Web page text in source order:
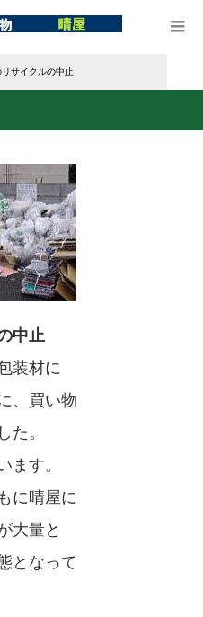
リサイクルの中止
中止
装材に
、買い物
た。
ます。
に晴屋に
大量と
となって